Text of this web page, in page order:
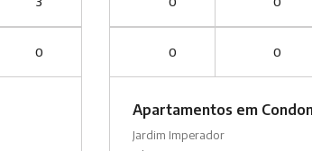
0 0 0
Apartamentos em
Jardim Imperador